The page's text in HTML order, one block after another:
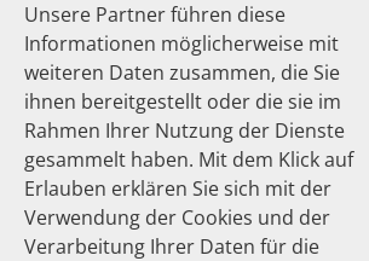
Prof. Dr. med. Kintscher,
Charité – Universitätsmedizin Berlin
Publikationen
Use of fixed‑dose combination
in Germany between 2016 and
of guideline inertia
Unsere Partner führen diese
Informationen möglicherweise mit
weiteren Daten zusammen, die Sie
ihnen bereitgestellt oder die sie im
Rahmen Ihrer Nutzung der Dienste
gesammelt haben. Mit dem Klick auf
Erlauben erklären Sie sich mit der
Verwendung der Cookies und der
Verarbeitung Ihrer Daten für die